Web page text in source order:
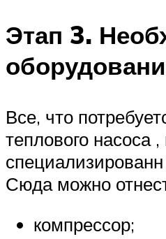
Этап 3.
Все, что
теплового насоса
Сюда можно
компрессор;